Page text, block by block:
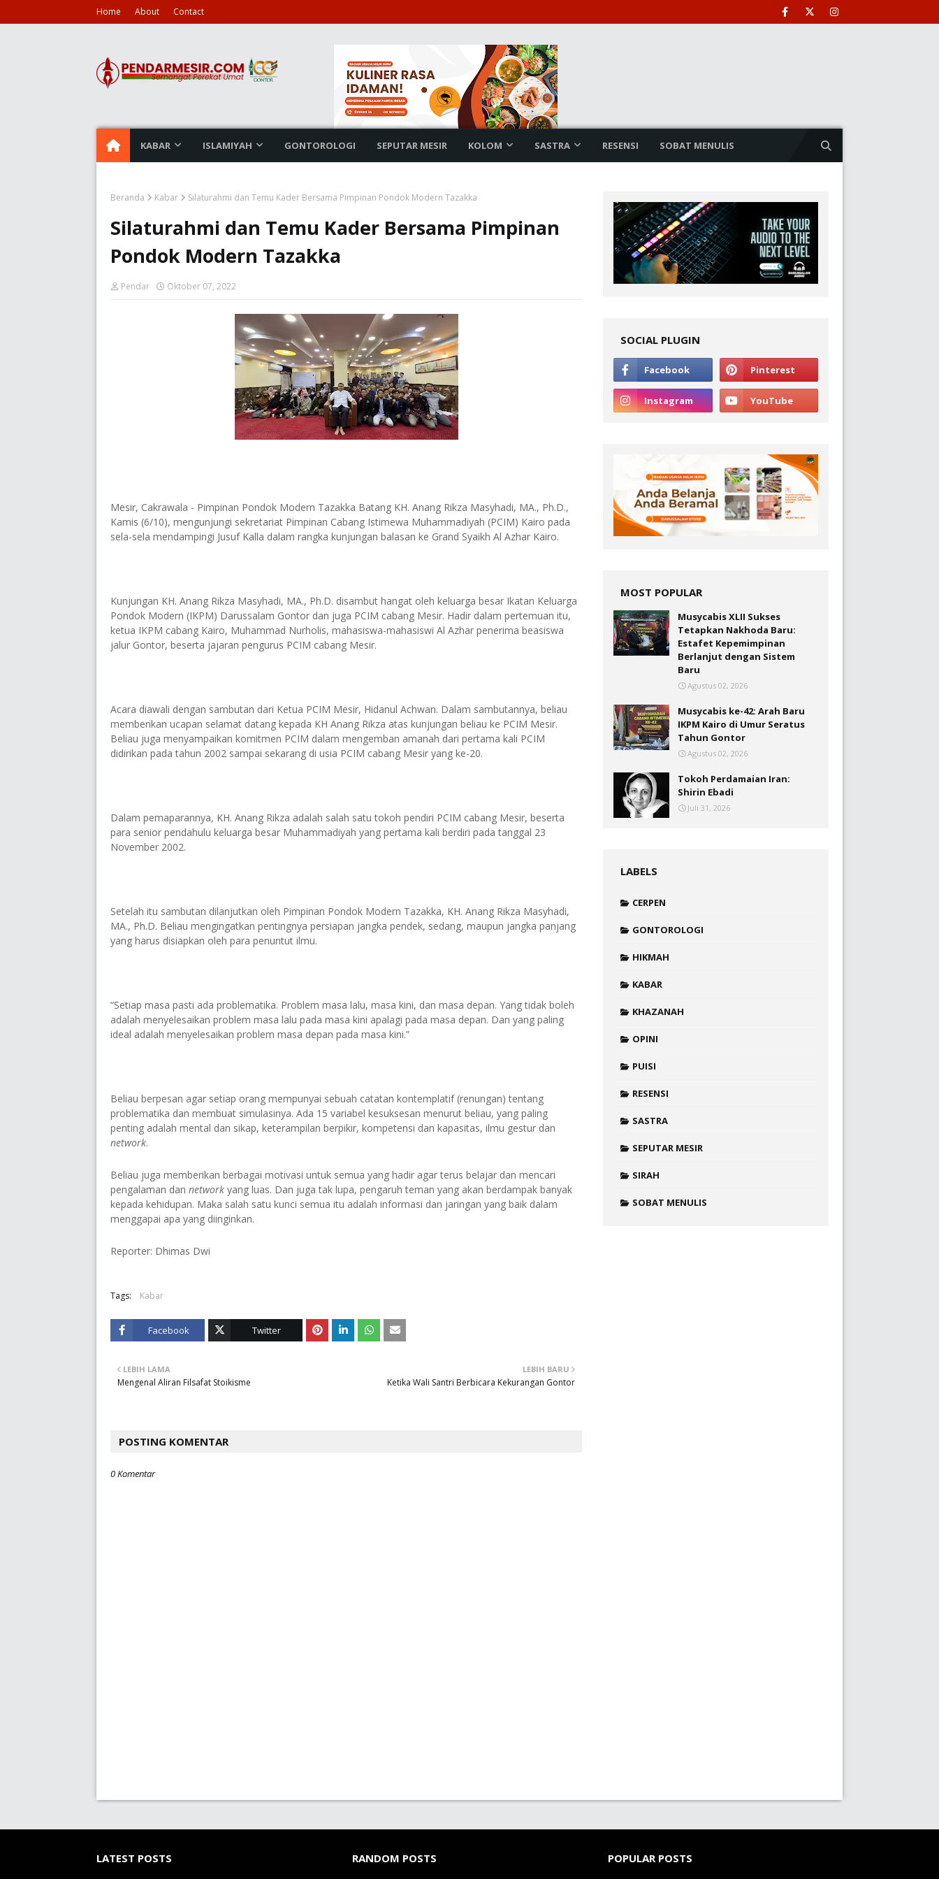
Home About Contact
KABAR ISLAMIYAH GONTOROLOGI SEPUTAR MESIR KOLOM SASTRA RESENSI SOBAT MENULIS
Beranda Kabar Silaturahmi dan Temu Kader Bersama Pimpinan Pondok Modern Tazakka
Silaturahmi dan Temu Kader Bersama Pimpinan
Pondok Modern Tazakka
Pendar Oktober 07, 2022
Mesir, Cakrawala - Pimpinan Pondok Modern Tazakka Batang KH. Anang Rikza Masyhadi, MA., Ph.D.,
Kamis (6/10), mengunjungi sekretariat Pimpinan Cabang Istimewa Muhammadiyah (PCIM) Kairo pada
sela-sela mendampingi Jusuf Kalla dalam rangka kunjungan balasan ke Grand Syaikh Al Azhar Kairo.
Kunjungan KH. Anang Rikza Masyhadi, MA., Ph.D. disambut hangat oleh keluarga besar Ikatan Keluarga
Pondok Modern (IKPM) Darussalam Gontor dan juga PCIM cabang Mesir. Hadir dalam pertemuan itu,
ketua IKPM cabang Kairo, Muhammad Nurholis, mahasiswa-mahasiswi Al Azhar penerima beasiswa
jalur Gontor, beserta jajaran pengurus PCIM cabang Mesir.
Acara diawali dengan sambutan dari Ketua PCIM Mesir, Hidanul Achwan. Dalam sambutannya, beliau
memberikan ucapan selamat datang kepada KH Anang Rikza atas kunjungan beliau ke PCIM Mesir.
Beliau juga menyampaikan komitmen PCIM dalam mengemban amanah dari pertama kali PCIM
didirikan pada tahun 2002 sampai sekarang di usia PCIM cabang Mesir yang ke-20.
Dalam pemaparannya, KH. Anang Rikza adalah salah satu tokoh pendiri PCIM cabang Mesir, beserta
para senior pendahulu keluarga besar Muhammadiyah yang pertama kali berdiri pada tanggal 23
November 2002.
Setelah itu sambutan dilanjutkan oleh Pimpinan Pondok Modern Tazakka, KH. Anang Rikza Masyhadi,
MA., Ph.D. Beliau mengingatkan pentingnya persiapan jangka pendek, sedang, maupun jangka panjang
yang harus disiapkan oleh para penuntut ilmu.
“Setiap masa pasti ada problematika. Problem masa lalu, masa kini, dan masa depan. Yang tidak boleh
adalah menyelesaikan problem masa lalu pada masa kini apalagi pada masa depan. Dan yang paling
ideal adalah menyelesaikan problem masa depan pada masa kini.”
Beliau berpesan agar setiap orang mempunyai sebuah catatan kontemplatif (renungan) tentang
problematika dan membuat simulasinya. Ada 15 variabel kesuksesan menurut beliau, yang paling
penting adalah mental dan sikap, keterampilan berpikir, kompetensi dan kapasitas, ilmu gestur dan
network.
Beliau juga memberikan berbagai motivasi untuk semua yang hadir agar terus belajar dan mencari
pengalaman dan network yang luas. Dan juga tak lupa, pengaruh teman yang akan berdampak banyak
kepada kehidupan. Maka salah satu kunci semua itu adalah informasi dan jaringan yang baik dalam
menggapai apa yang diinginkan.
Reporter: Dhimas Dwi
Tags: Kabar
Facebook Twitter
LEBIH BARU
Ketika Wali Santri Berbicara Kekurangan Gontor
LEBIH LAMA
Mengenal Aliran Filsafat Stoikisme
POSTING KOMENTAR
0 Komentar
SOCIAL PLUGIN
MOST POPULAR
Musycabis XLII Sukses
Tetapkan Nakhoda Baru:
Estafet Kepemimpinan
Berlanjut dengan Sistem
Baru
Agustus 02, 2026
Musycabis ke-42: Arah Baru
IKPM Kairo di Umur Seratus
Tahun Gontor
Agustus 02, 2026
Tokoh Perdamaian Iran:
Shirin Ebadi
Juli 31, 2026
LABELS
CERPEN
GONTOROLOGI
HIKMAH
KABAR
KHAZANAH
OPINI
PUISI
RESENSI
SASTRA
SEPUTAR MESIR
SIRAH
SOBAT MENULIS
LATEST POSTS RANDOM POSTS POPULAR POSTS